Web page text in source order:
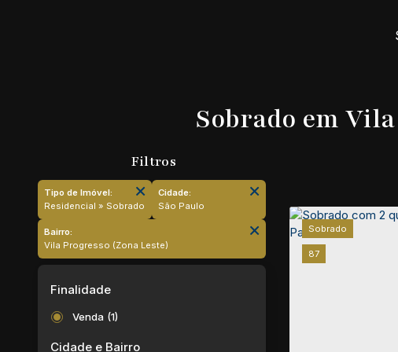
Sobrado em
Tipo de Imóvel:
Residencial » Sobrado
Cidade:
São Paulo
Bairro:
Vila Progresso (Zona Leste)
Finalidade
Venda (1)
Cidade e Bairro
87
Sobrado